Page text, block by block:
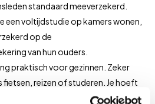
standaard meeverzekerd.
een voltijdstudie op kamers wonen,
op de
van hun ouders.
praktisch voor gezinnen. Zeker
fietsen, reizen of studeren. Je hoeft
apart een losse